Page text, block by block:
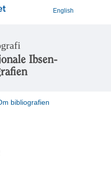
English
Ibsen-
bibliografien